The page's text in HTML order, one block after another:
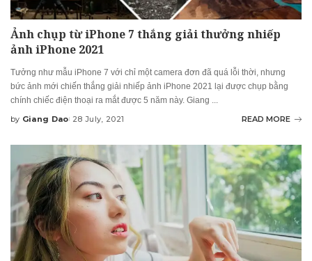
Ảnh chụp từ iPhone 7 thắng giải thưởng nhiếp
ảnh iPhone 2021
Tưởng như mẫu iPhone 7 với chỉ một camera đơn đã quá lỗi thời, nhưng
bức ảnh mới chiến thắng giải nhiếp ảnh iPhone 2021 lại được chụp bằng
chính chiếc điện thoại ra mắt được 5 năm này. Giang ...
Posted
by Giang Dao 28 July, 2021 READ MORE